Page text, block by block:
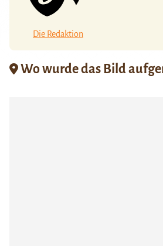
Die Redaktion
Wo wurde das Bild